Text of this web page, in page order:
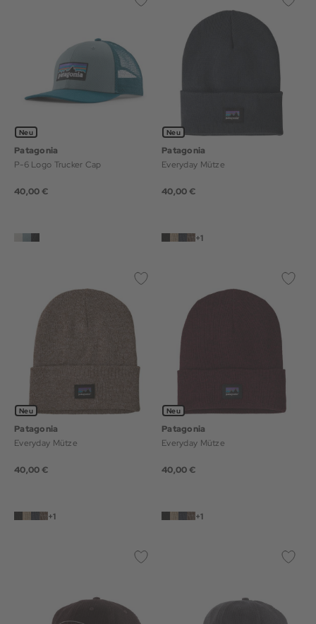
Neu
Patagonia
P-6 Logo Trucker Cap
40,00 €
Neu
Patagonia
Everyday Mütze
40,00 €
+1
Neu
Patagonia
Everyday Mütze
40,00 €
+1
Neu
Patagonia
Everyday Mütze
40,00 €
+1